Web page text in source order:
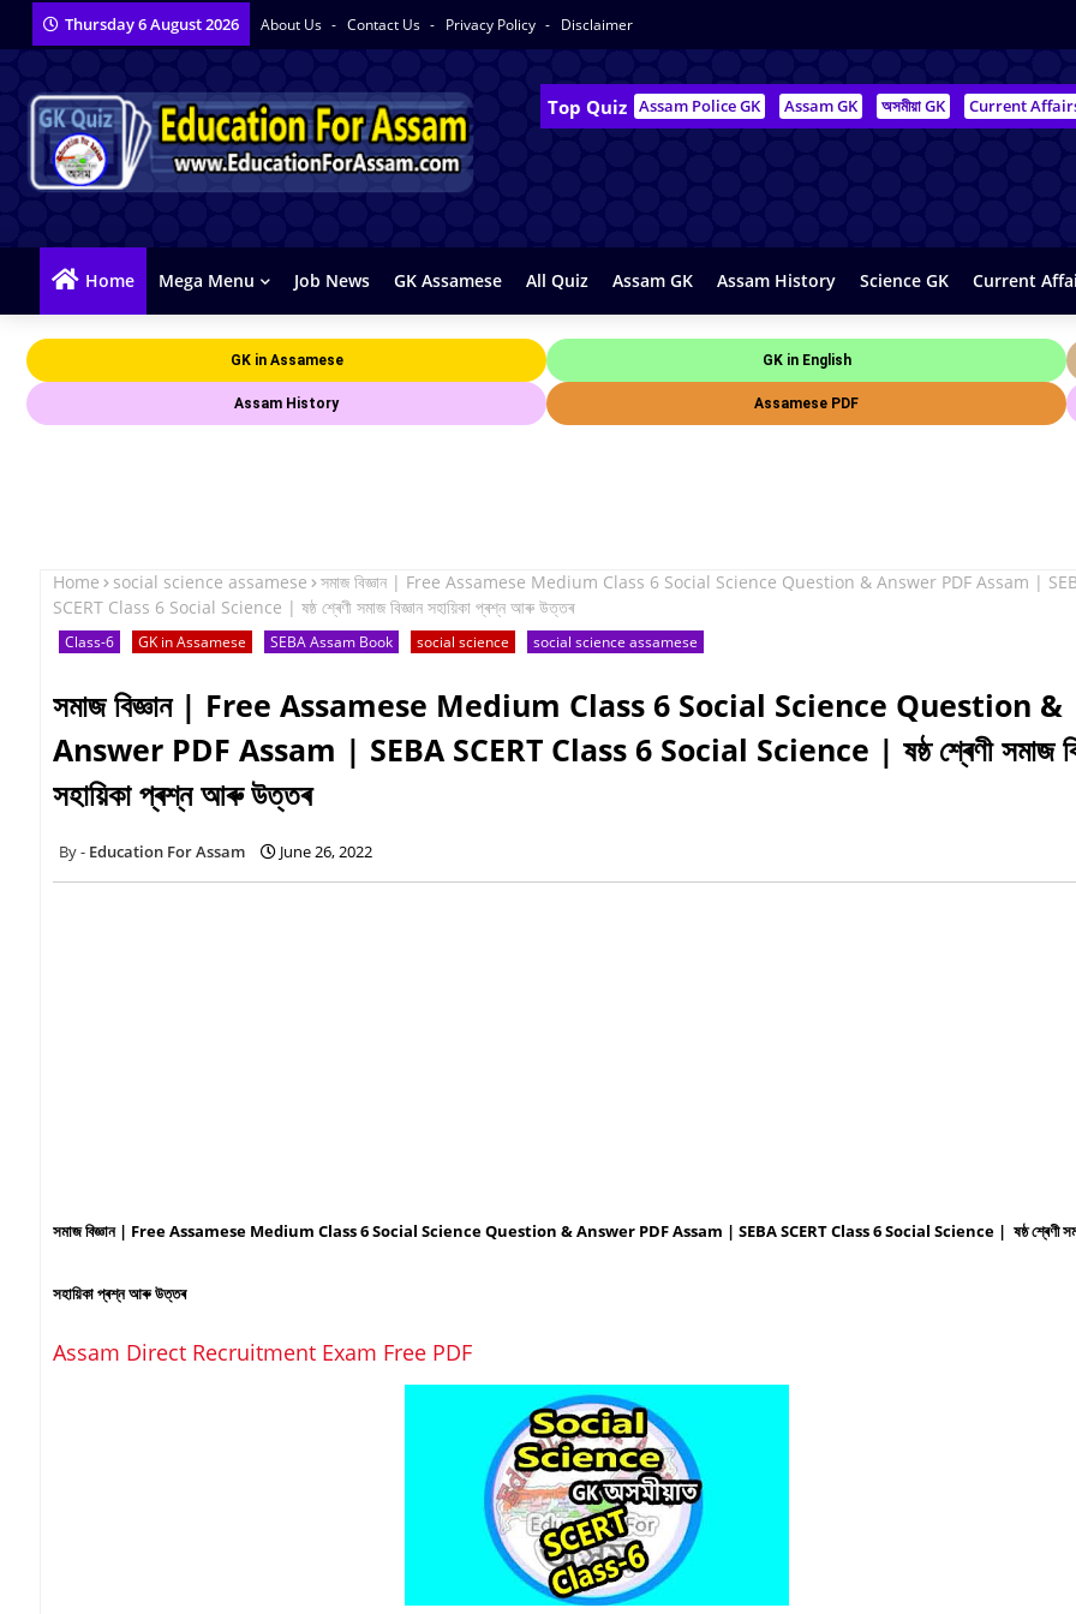
Thursday 6 August 2026 About Us Contact Us Privacy Policy Disclaimer
Top Quiz Assam Police GK Assam GK অসমীয়া GK Current
Home Mega Menu Job News GK Assamese All Quiz Assam GK Assam History Science GK Current
GK in Assamese GK in English
Assam History Assamese PDF
Home social science assamese
সমাজ বিজ্ঞান | Free Assamese Medium Class 6 Social Science Question & Answer PDF Assam |
SCERT Class 6 Social Science | ষষ্ঠ শ্ৰেণী সমাজ বিজ্ঞান সহায়িকা প্ৰশ্ন আৰু উত্তৰ
Class-6 GK in Assamese SEBA Assam Book social science social science assamese
সমাজ বিজ্ঞান | Free Assamese Medium Class 6 Social Science Question &
Answer PDF Assam | SEBA SCERT Class 6 Social Science | ষষ্ঠ শ্ৰেণী সমাজ
সহায়িকা প্ৰশ্ন আৰু উত্তৰ
Education For Assam June 26, 2022
সমাজ বিজ্ঞান | Free Assamese Medium Class 6 Social Science Question & Answer PDF Assam | SEBA SCERT Class 6 Social Science | ষষ্ঠ শ্ৰেণী সমাজ
সহায়িকা প্ৰশ্ন আৰু উত্তৰ
Assam Direct Recruitment Exam Free PDF